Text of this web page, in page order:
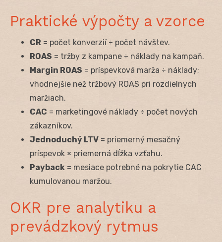
Praktické výpočty a vzorce
CR = počet konverzií ÷ počet návštev.
ROAS = tržby z kampane ÷ náklady na kampaň.
Margin ROAS = príspevková marža ÷ náklady;
vhodnejšie než tržbový ROAS pri rozdielnych
maržiach.
CAC = marketingové náklady ÷ počet nových
zákazníkov.
Jednoduchý LTV = priemerný mesačný
príspevok × priemerná dĺžka vzťahu.
Payback = mesiace potrebné na pokrytie CAC
kumulovanou maržou.
OKR pre analytiku a
prevádzkový rytmus